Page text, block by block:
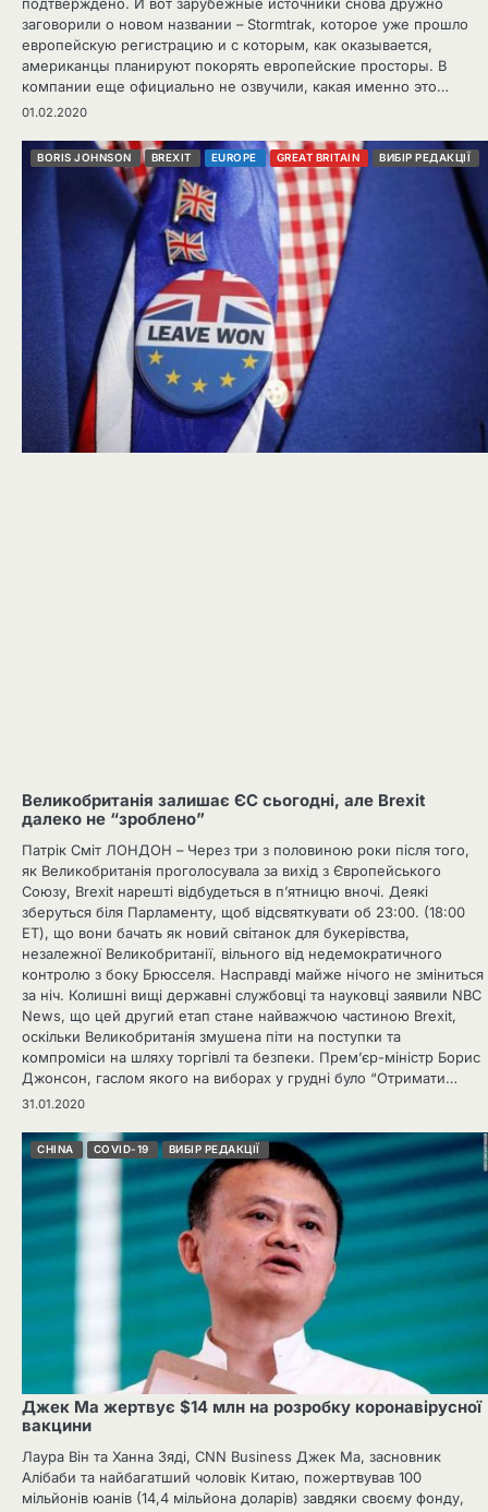
подтверждено. И вот зарубежные источники снова дружно
заговорили о новом названии – Stormtrak, которое уже прошло
европейскую регистрацию и с которым, как оказывается,
американцы планируют покорять европейские просторы. В
компании еще официально не озвучили, какая именно это…
01.02.2020
BORIS JOHNSON BREXIT EUROPE GREAT BRITAIN ВИБІР РЕДАКЦІЇ
Великобританія залишає ЄС сьогодні, але Brexit
далеко не “зроблено”
Патрік Сміт ЛОНДОН – Через три з половиною роки після того,
як Великобританія проголосувала за вихід з Європейського
Союзу, Brexit нарешті відбудеться в п’ятницю вночі. Деякі
зберуться біля Парламенту, щоб відсвяткувати об 23:00. (18:00
ET), що вони бачать як новий світанок для букерівства,
незалежної Великобританії, вільного від недемократичного
контролю з боку Брюсселя. Насправді майже нічого не зміниться
за ніч. Колишні вищі державні службовці та науковці заявили NBC
News, що цей другий етап стане найважчою частиною Brexit,
оскільки Великобританія змушена піти на поступки та
компроміси на шляху торгівлі та безпеки. Прем’єр-міністр Борис
Джонсон, гаслом якого на виборах у грудні було “Отримати…
31.01.2020
CHINA COVID-19 ВИБІР РЕДАКЦІЇ
Джек Ма жертвує $14 млн на розробку коронавірусної
вакцини
Лаура Він та Ханна Зяді, CNN Business Джек Ма, засновник
Алібаби та найбагатший чоловік Китаю, пожертвував 100
мільйонів юанів (14,4 мільйона доларів) завдяки своєму фонду,